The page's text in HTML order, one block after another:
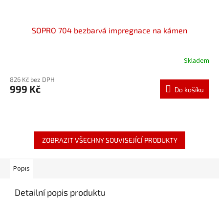
SOPRO 704 bezbarvá impregnace na kámen
Skladem
826 Kč bez DPH
999 Kč Do košíku
ZOBRAZIT VŠECHNY SOUVISEJÍCÍ PRODUKTY
Popis
Detailní popis produktu